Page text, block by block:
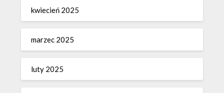
kwiecień 2025
marzec 2025
luty 2025